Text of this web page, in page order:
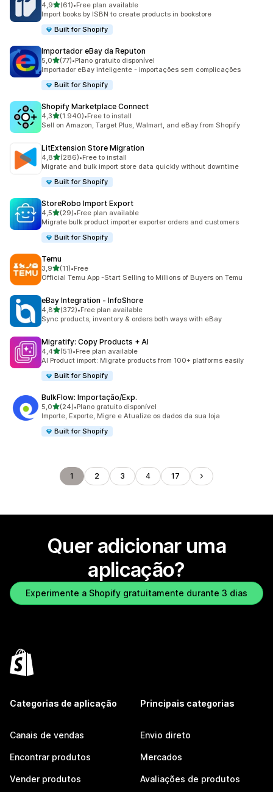
4,9de 5 estrelas
(61)
61 total de avaliações
•Free plan available
Import books by ISBN to create products in bookstore
Built for Shopify
Importador eBay da Reputon
5,0de 5 estrelas
(77)
77 total de avaliações
•Plano gratuito disponível
Importador eBay inteligente - importações sem complicações
Built for Shopify
Shopify Marketplace Connect
4,3de 5 estrelas
(1.940)
1940 total de avaliações
•Free to install
Sell on Amazon, Target Plus, Walmart, and eBay from Shopify
LitExtension Store Migration
4,8de 5 estrelas
(286)
286 total de avaliações
•Free to install
Migrate and bulk import store data quickly without downtime
Built for Shopify
StoreRobo Import Export
4,5de 5 estrelas
(29)
29 total de avaliações
•Free plan available
Migrate bulk product importer exporter orders and customers
Built for Shopify
Temu
3,9de 5 estrelas
(11)
11 total de avaliações
•Free
Official Temu App -Start Selling to Millions of Buyers on Temu
eBay Integration ‑ InfoShore
4,8de 5 estrelas
(372)
372 total de avaliações
•Free plan available
Sync products, inventory & orders both ways with eBay
Migratify: Copy Products + AI
4,4de 5 estrelas
(51)
51 total de avaliações
•Free plan available
AI Product import: Migrate products from 100+ platforms easily
Built for Shopify
BulkFlow: Importação/Exp.
5,0de 5 estrelas
(24)
24 total de avaliações
•Plano gratuito disponível
Importe, Exporte, Migre e Atualize os dados da sua loja
Built for Shopify
1 2 3 4 17
Quer adicionar uma
aplicação?
Experimente a Shopify gratuitamente durante 3 dias
Categorias de aplicação
Canais de vendas
Encontrar produtos
Vender produtos
Principais categorias
Envio direto
Mercados
Avaliações de produtos